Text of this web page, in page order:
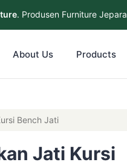
. Produsen Furniture Jepara
About Us Products
Bench Jati
Jati Kursi